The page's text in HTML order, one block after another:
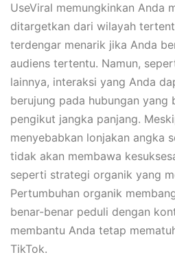
UseViral memungkinkan Anda
ditargetkan dari wilayah
terdengar menarik jika Anda
audiens tertentu. Namun,
lainnya, interaksi yang Anda
berujung pada hubungan yang
pengikut jangka panjang.
menyebabkan lonjakan angka
tidak akan membawa
seperti strategi organik yang
Pertumbuhan organik
benar-benar peduli dengan
membantu Anda tetap
TikTok.